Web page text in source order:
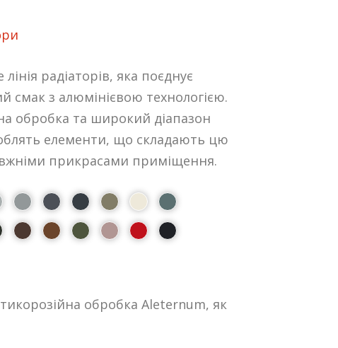
лінія радіаторів, яка поєднує
смак з алюмінієвою технологією.
обробка та широкий діапазон
елементи, що складають цю
прикрасами приміщення.
обробка Aleternum, як